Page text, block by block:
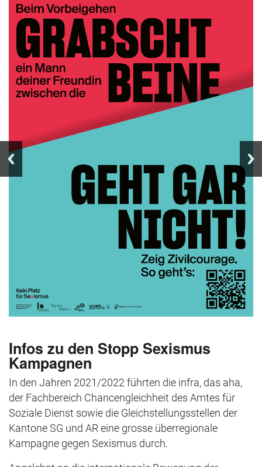
Infos zu den Stopp Sexismus
Kampagnen
In den Jahren 2021/2022 führten die infra, das aha,
der Fachbereich Chancengleichheit des Amtes für
Soziale Dienst sowie die Gleichstellungsstellen der
Kantone SG und AR eine grosse überregionale
Kampagne gegen Sexismus durch.